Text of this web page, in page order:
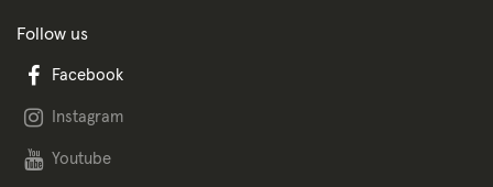
Follow us
Facebook
Instagram
Youtube